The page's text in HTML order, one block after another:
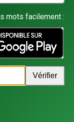
mots facilement :